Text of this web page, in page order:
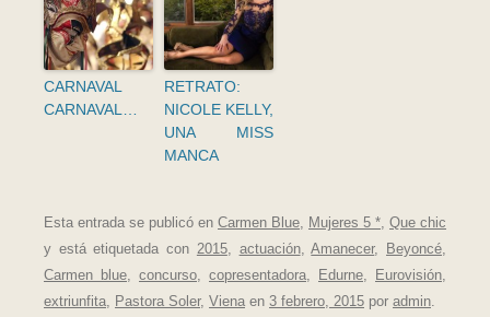
CARNAVAL
CARNAVAL…
RETRATO:
NICOLE KELLY,
UNA MISS
MANCA
Esta entrada se publicó en Carmen Blue Mujeres 5 * Que chic
y está etiquetada con 2015, actuación,Amanecer, Beyoncé
Carmen blue
concurso copresentadora Edurne Eurovisión
extriunfita
Pastora Soler, Viena en 3 febrero, 2015 por admin